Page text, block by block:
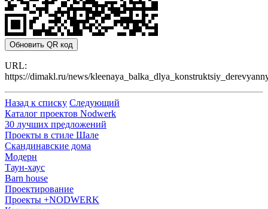
Обновить QR код
URL:
https://dimakl.ru/news/
Назад к списку Следующий
Каталог проектов Nodwerk
30 лучших предложений
Проекты в стиле Шале
Скандинавские дома
Модерн
Таун-хаус
Barn house
Проектирование
Проекты +NODWERK